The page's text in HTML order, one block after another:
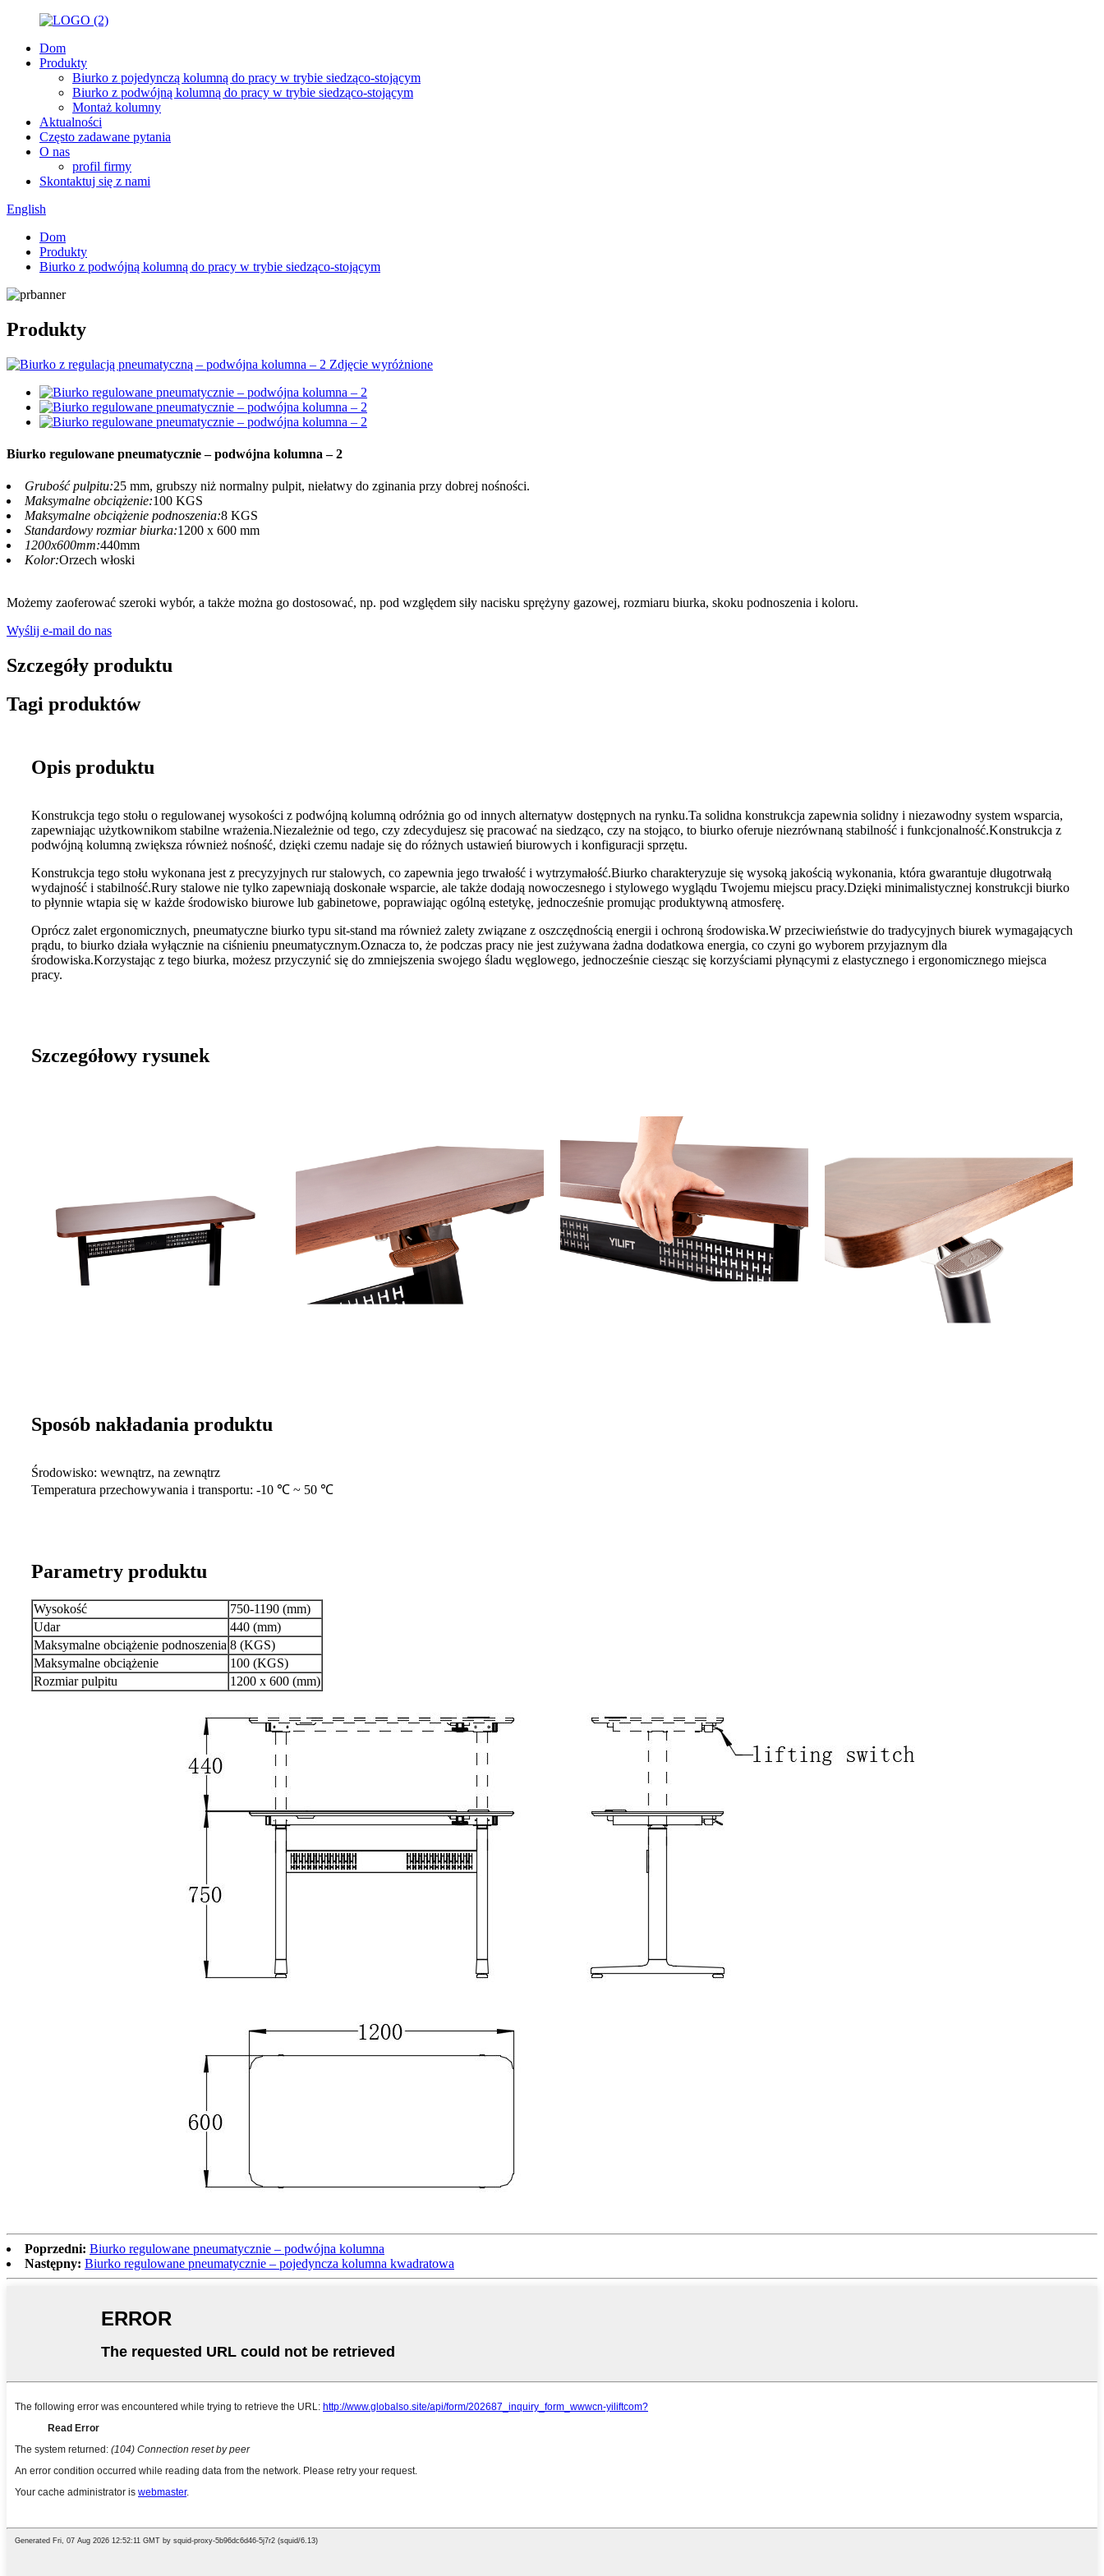
Dom
Produkty
Biurko z pojedynczą kolumną do pracy w trybie siedząco-stojącym
Biurko z podwójną kolumną do pracy w trybie siedząco-stojącym
Montaż kolumny
Aktualności
Często zadawane pytania
O nas
profil firmy
Skontaktuj się z nami
English
Dom
Produkty
Biurko z podwójną kolumną do pracy w trybie siedząco-stojącym
Produkty
Biurko regulowane pneumatycznie – podwójna kolumna – 2
Grubość pulpitu:25 mm, grubszy niż normalny pulpit, niełatwy do zginania przy dobrej nośności.
Maksymalne obciążenie:100 KGS
Maksymalne obciążenie podnoszenia:8 KGS
Standardowy rozmiar biurka:1200 x 600 mm
1200x600mm:440mm
Kolor:Orzech włoski
Możemy zaoferować szeroki wybór, a także można go dostosować, np. pod względem siły nacisku sprężyny gazowej, rozmiaru biurka, skoku podnoszenia i koloru.
Wyślij e-mail do nas
Szczegóły produktu
Tagi produktów
Opis produktu
Konstrukcja tego stołu o regulowanej wysokości z podwójną kolumną odróżnia go od innych alternatyw dostępnych na rynku.Ta solidna konstrukcja zapewnia solidny i niezawodny system wsparcia,
zapewniając użytkownikom stabilne wrażenia.Niezależnie od tego, czy zdecydujesz się pracować na siedząco, czy na stojąco, to biurko oferuje niezrównaną stabilność i funkcjonalność.Konstrukcja z
podwójną kolumną zwiększa również nośność, dzięki czemu nadaje się do różnych ustawień biurowych i konfiguracji sprzętu.
Konstrukcja tego stołu wykonana jest z precyzyjnych rur stalowych, co zapewnia jego trwałość i wytrzymałość.Biurko charakteryzuje się wysoką jakością wykonania, która gwarantuje długotrwałą
wydajność i stabilność.Rury stalowe nie tylko zapewniają doskonałe wsparcie, ale także dodają nowoczesnego i stylowego wyglądu Twojemu miejscu pracy.Dzięki minimalistycznej konstrukcji biurko
to płynnie wtapia się w każde środowisko biurowe lub gabinetowe, poprawiając ogólną estetykę, jednocześnie promując produktywną atmosferę.
Oprócz zalet ergonomicznych, pneumatyczne biurko typu sit-stand ma również zalety związane z oszczędnością energii i ochroną środowiska.W przeciwieństwie do tradycyjnych biurek wymagających
prądu, to biurko działa wyłącznie na ciśnieniu pneumatycznym.Oznacza to, że podczas pracy nie jest zużywana żadna dodatkowa energia, co czyni go wyborem przyjaznym dla
środowiska.Korzystając z tego biurka, możesz przyczynić się do zmniejszenia swojego śladu węglowego, jednocześnie ciesząc się korzyściami płynącymi z elastycznego i ergonomicznego miejsca
pracy.
Szczegółowy rysunek
Sposób nakładania produktu
Środowisko: wewnątrz, na zewnątrz
Temperatura przechowywania i transportu: -10 ℃ ~ 50 ℃
Parametry produktu
Wysokość
750-1190 (mm)
Udar
440 (mm)
Maksymalne obciążenie podnoszenia 8 (KGS)
Maksymalne obciążenie
100 (KGS)
Rozmiar pulpitu
1200 x 600 (mm)
Poprzedni: Biurko regulowane pneumatycznie – podwójna kolumna
Następny: Biurko regulowane pneumatycznie – pojedyncza kolumna kwadratowa